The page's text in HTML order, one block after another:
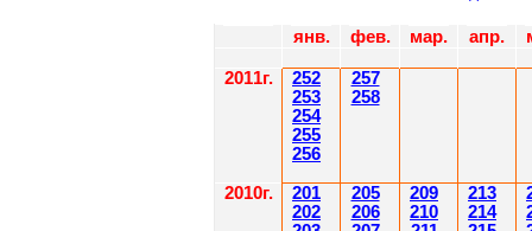
янв. фев. мар. апр.
2011г.
252
253
254
255
256
257
258
2010г.
201
202
205
206
209
210
213
214